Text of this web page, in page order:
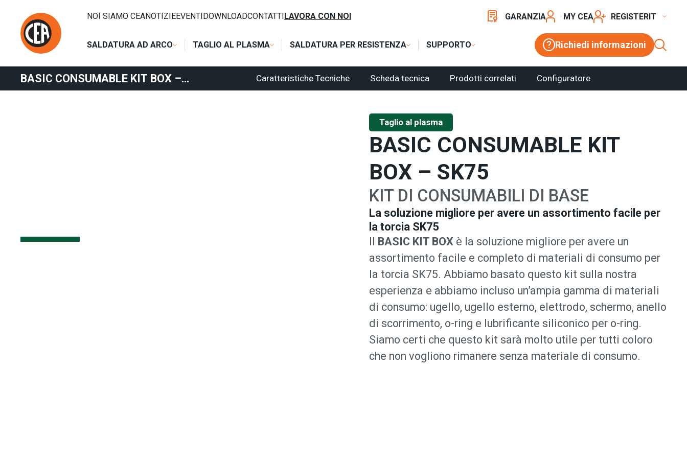
SALDATURA AD ARCO TAGLIO AL PLASMA SALDATURA PER RESISTENZA SUPPORTO Richiedi informazioni
NOI SIAMO CEANOTIZIEEVENTIDOWNLOADCONTATTILAVORA CON NOI GARANZIA MY CEA REGISTER
BASIC CONSUMABLE KIT BOX –
SK75
Caratteristiche Tecniche Scheda tecnica Prodotti correlati Configuratore
Taglio al plasma
BASIC CONSUMABLE KIT
BOX – SK75
KIT DI CONSUMABILI DI BASE
La soluzione migliore per avere un assortimento facile per
la torcia SK75
Il BASIC KIT BOX è la soluzione migliore per avere un
assortimento facile e completo di materiali di consumo per
la torcia SK75. Abbiamo basato questo kit sulla nostra
esperienza e abbiamo incluso un’ampia gamma di materiali
di consumo: ugello, ugello esterno, elettrodo, schermo, anello
di scorrimento, o-ring e lubrificante siliconico per o-ring.
Siamo certi che questo kit sarà molto utile per tutti coloro
che non vogliono rimanere senza materiale di consumo.